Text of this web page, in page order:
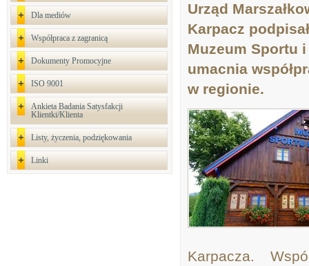
Dla mediów
Współpraca z zagranicą
Dokumenty Promocyjne
ISO 9001
Ankieta Badania Satysfakcji
Klientki/Klienta
Listy, życzenia, podziękowania
Linki
Urząd
Karpacz
Muzeum Sportu
umacnia
w regionie.
Karpacza.